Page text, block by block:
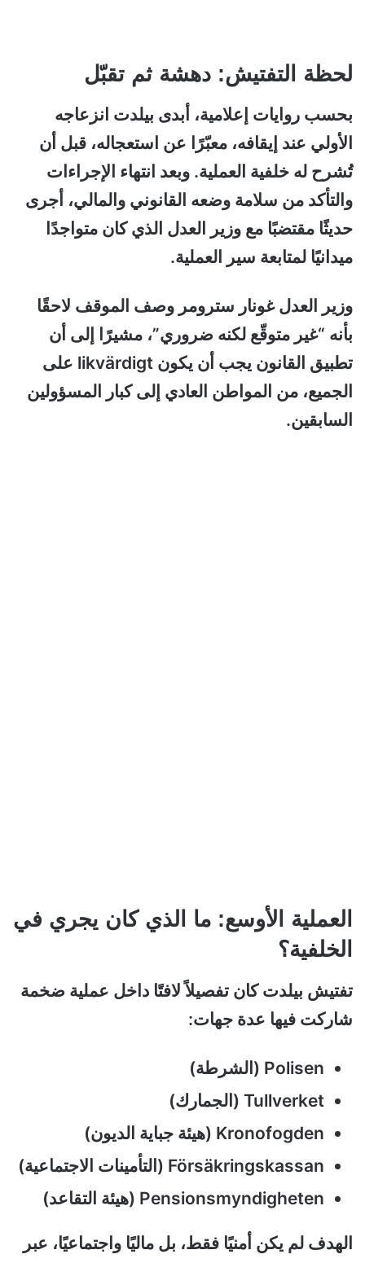
لحظة التفتيش: دهشة ثم تقبّل
بحسب روايات إعلامية، أبدى بيلدت انزعاجه
الأولي عند إيقافه، معبّرًا عن استعجاله، قبل أن
تُشرح له خلفية العملية. وبعد انتهاء الإجراءات
والتأكد من سلامة وضعه القانوني والمالي، أجرى
حديثًا مقتضبًا مع وزير العدل الذي كان متواجدًا
ميدانيًا لمتابعة سير العملية.
وزير العدل غونار سترومر وصف الموقف لاحقًا
بأنه “غير متوقّع لكنه ضروري”، مشيرًا إلى أن
تطبيق القانون يجب أن يكون likvärdigt على
الجميع، من المواطن العادي إلى كبار المسؤولين
السابقين.
العملية الأوسع: ما الذي كان يجري في
الخلفية؟
تفتيش بيلدت كان تفصيلاً لافتًا داخل عملية ضخمة
شاركت فيها عدة جهات:
Polisen (الشرطة)
Tullverket (الجمارك)
Kronofogden (هيئة جباية الديون)
Försäkringskassan (التأمينات الاجتماعية)
Pensionsmyndigheten (هيئة التقاعد)
الهدف لم يكن أمنيًا فقط، بل ماليًا واجتماعيًا، عبر